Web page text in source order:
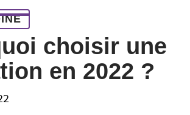
choisir une
en 2022 ?